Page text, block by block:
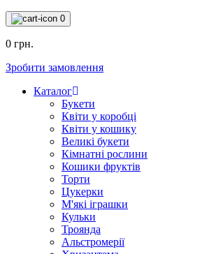
0
0 грн.
Зробити замовлення
Каталог
Букети
Квіти у коробці
Квіти у кошику
Великі букети
Кімнатні рослини
Кошики фруктів
Торти
Цукерки
М'які іграшки
Кульки
Троянда
Альстромерії